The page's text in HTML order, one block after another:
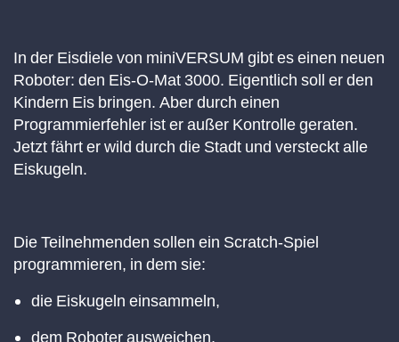
In der Eisdiele von miniVERSUM gibt es einen neuen
Roboter: den Eis-O-Mat 3000. Eigentlich soll er den
Kindern Eis bringen. Aber durch einen
Programmierfehler ist er außer Kontrolle geraten.
Jetzt fährt er wild durch die Stadt und versteckt alle
Eiskugeln.
Die Teilnehmenden sollen ein Scratch-Spiel
programmieren, in dem sie:
die Eiskugeln einsammeln,
dem Roboter ausweichen,